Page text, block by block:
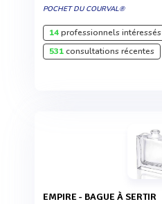
POCHET DU COURVAL®
14professionnels intéressés
531consultations récentes
EMPIRE - BAGUE À SERTIR